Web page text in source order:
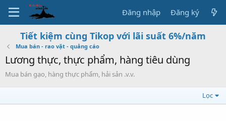
Đăng nhập Đăng ký
Tiết kiệm cùng Tikop với lãi suất 6%/năm
Mua bán - rao vặt - quảng cáo
Lương thực, thực phẩm, hàng tiêu dùng
Mua bán gạo, hàng thực phẩm, hải sản .v.v.
Lọc